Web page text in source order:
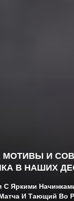
МОТИВЫ И
В НАШИХ
Яркими
И Тающий Во